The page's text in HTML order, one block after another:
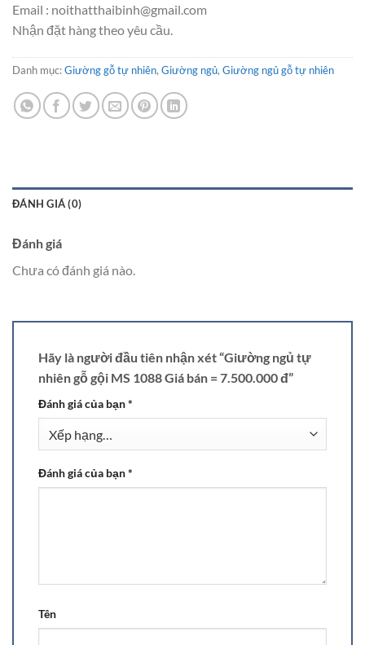
Email : noithatthaibinh@gmail.com
Nhận đặt hàng theo yêu cầu.
Danh mục:Giường gỗ tự nhiên, Giường ngủ, Giường ngủ gỗ tự nhiên
ĐÁNH GIÁ (0)
Đánh giá
Chưa có đánh giá nào.
Hãy là người đầu tiên nhận xét “Giường ngủ tự
nhiên gỗ gội MS 1088 Giá bán = 7.500.000 đ”
Đánh giá của bạn*
Đánh giá của bạn*
Tên